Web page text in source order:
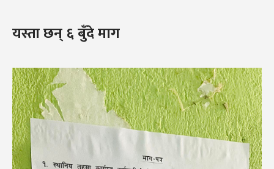
यस्ता छन् ६ बुँदे माग